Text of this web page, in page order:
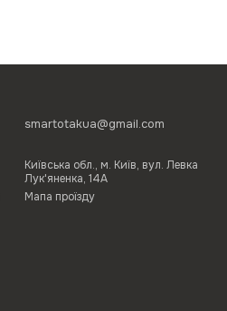
smartotakua@gmail.com
Київська обл., м. Київ, вул. Левка
Лук'яненка, 14А
Мапа проїзду